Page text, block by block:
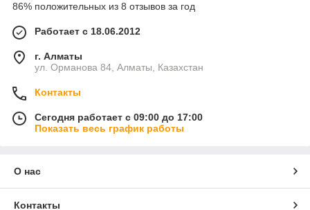
86% положительных из 8 отзывов за год
Работает с 18.06.2012
г. Алматы
ул. Орманова 84, Алматы, Казахстан
Контакты
Сегодня работает с 09:00 до 17:00
Показать весь график работы
О нас
Контакты